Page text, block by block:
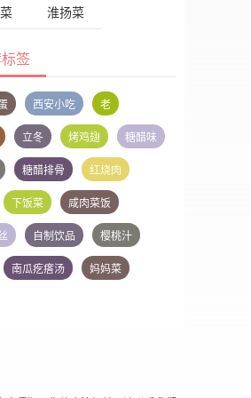
淮扬菜
签
西安小吃 老
立冬 烤鸡翅 糖醋味
糖醋排骨 红烧肉
下饭菜 咸肉菜饭
自制饮品 樱桃汁
南瓜疙瘩汤 妈妈菜